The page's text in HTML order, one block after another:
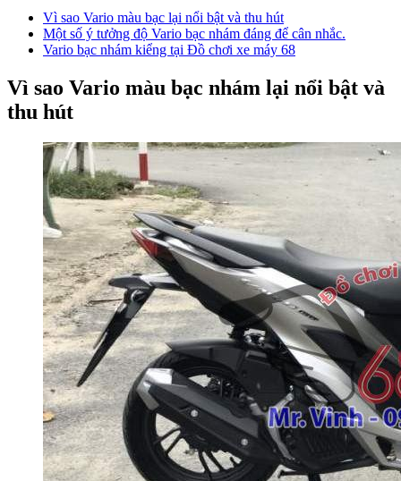
Vì sao Vario màu bạc lại nổi bật và thu hút
Một số ý tưởng độ Vario bạc nhám đáng để cân nhắc.
Vario bạc nhám kiểng tại Đồ chơi xe máy 68
Vì sao Vario màu bạc nhám lại nổi bật và
thu hút